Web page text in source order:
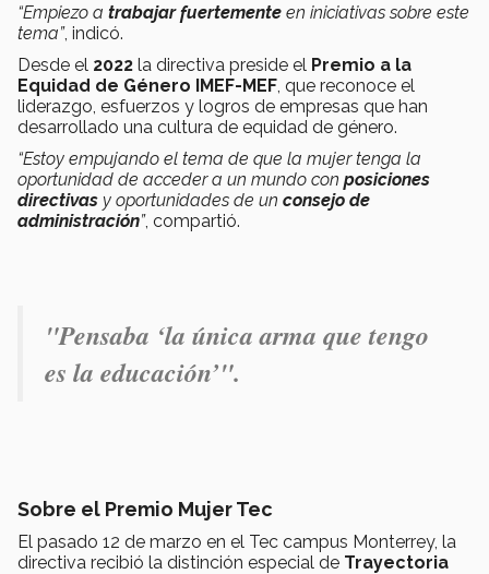
“Empiezo a trabajar fuertemente en iniciativas sobre este
tema”, indicó.
Desde el 2022 la directiva preside el Premio a la
Equidad de Género IMEF-MEF , que reconoce el
liderazgo, esfuerzos y logros de empresas que han
desarrollado una cultura de equidad de género.
“Estoy empujando el tema de que la mujer tenga la
oportunidad de acceder a un mundo con posiciones
directivas y oportunidades de un consejo de
administración”, compartió.
"Pensaba ‘la única arma que tengo
es la educación’".
Sobre el Premio Mujer Tec
El pasado 12 de marzo en el Tec campus Monterrey, la
directiva recibió la distinción especial de Trayectoria